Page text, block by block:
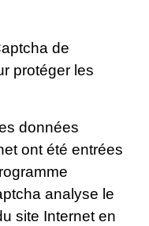
de
protéger les
données
ont été entrées
analyse le
site Internet en